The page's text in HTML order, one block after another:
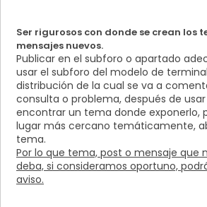
Ser rigurosos con donde se crean los
mensajes nuevos.
Publicar en el subforo o apartado
usar el subforo del modelo de
distribución de la cual se va a
consulta o problema, después de
encontrar un tema donde exponerlo,
lugar más cercano temáticamente,
tema.
Por lo que tema, post o mensaje que
deba, si consideramos oportuno,
aviso.